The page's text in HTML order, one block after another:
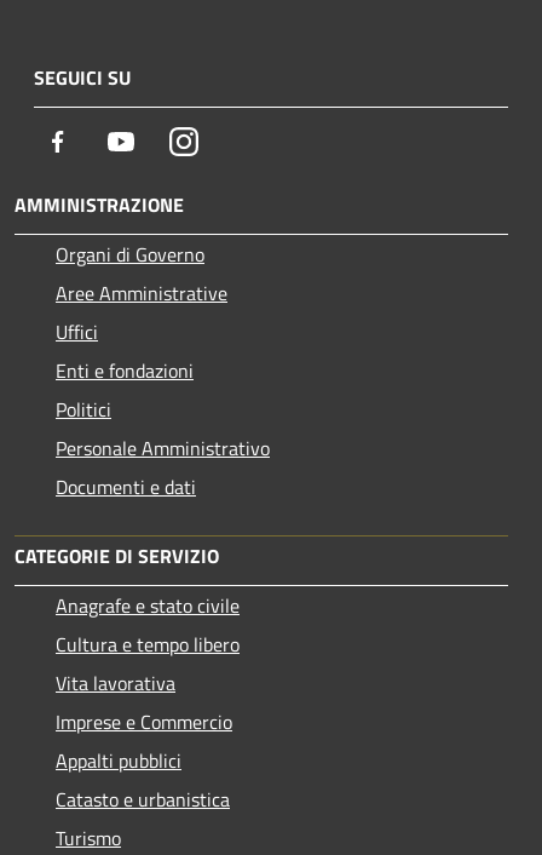
SEGUICI SU
Facebook YoutubeInstagram
AMMINISTRAZIONE
Organi di Governo
Aree Amministrative
Uffici
Enti e fondazioni
Politici
Personale Amministrativo
Documenti e dati
CATEGORIE DI SERVIZIO
Anagrafe e stato civile
Cultura e tempo libero
Vita lavorativa
Imprese e Commercio
Appalti pubblici
Catasto e urbanistica
Turismo